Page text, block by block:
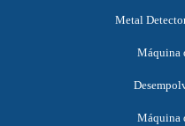
Metal
Máquina
Máquina